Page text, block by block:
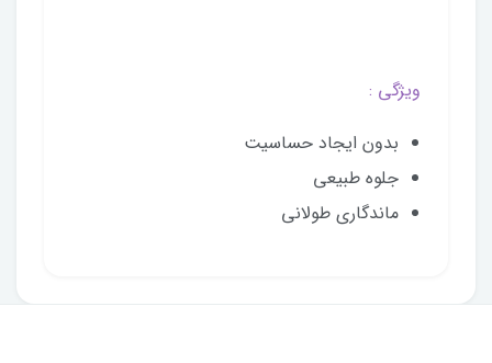
ویژگی :
بدون ایجاد حساسیت
جلوه طبیعی
ماندگاری طولانی